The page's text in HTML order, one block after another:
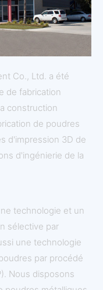
Co., Ltd. a été
de fabrication
construction
de poudres
d'impression 3D de
d'ingénierie de la
technologie et un
sélective par
une technologie
par procédé
Nous disposons